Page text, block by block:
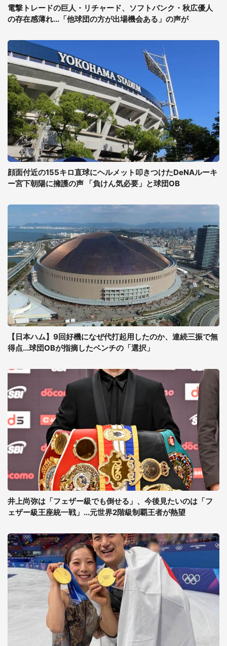
電撃トレードの巨人・リチャード、ソフトバンク・秋広優人
の存在感薄れ...「他球団の方が出場機会ある」の声が
顔面付近の155キロ直球にヘルメット叩きつけたDeNAルーキ
ー宮下朝陽に擁護の声 「負けん気必要」と球団OB
【日本ハム】9回好機になぜ代打起用したのか、連続三振で無
得点...球団OBが指摘したベンチの「選択」
井上尚弥は「フェザー級でも倒せる」、今後見たいのは「フ
ェザー級王座統一戦」...元世界2階級制覇王者が熱望